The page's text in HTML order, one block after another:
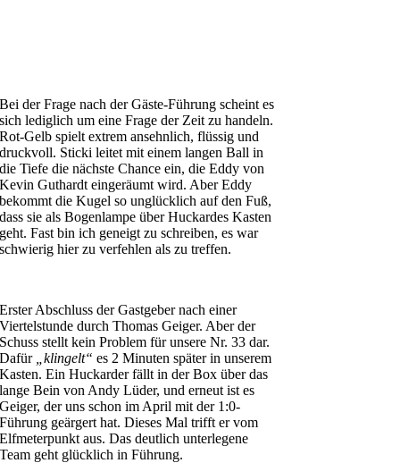
Bei der Frage nach der Gäste-Führung scheint es
sich lediglich um eine Frage der Zeit zu handeln.
Rot-Gelb spielt extrem ansehnlich, flüssig und
druckvoll. Sticki leitet mit einem langen Ball in
die Tiefe die nächste Chance ein, die Eddy von
Kevin Guthardt eingeräumt wird. Aber Eddy
bekommt die Kugel so unglücklich auf den Fuß,
dass sie als Bogenlampe über Huckardes Kasten
geht. Fast bin ich geneigt zu schreiben, es war
schwierig hier zu verfehlen als zu treffen.
Erster Abschluss der Gastgeber nach einer
Viertelstunde durch Thomas Geiger. Aber der
Schuss stellt kein Problem für unsere Nr. 33 dar.
Dafür
„klingelt“ es 2 Minuten später in unserem
Kasten. Ein Huckarder fällt in der Box über das
lange Bein von Andy Lüder, und erneut ist es
Geiger, der uns schon im April mit der 1:0-
Führung geärgert hat. Dieses Mal trifft er vom
Elfmeterpunkt aus. Das deutlich unterlegene
Team geht glücklich in Führung.